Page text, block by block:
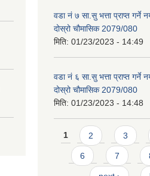
वडा नं ७ सा.सु भत्ता प्राप्त गर्ने
दोस्रो चौमासिक 2079/080
मिति: 01/23/2023 - 14:49
वडा नं ६ सा.सु भत्ता प्राप्त गर्ने
दोस्रो चौमासिक 2079/080
मिति: 01/23/2023 - 14:48
Pages
1 2 3
6 7